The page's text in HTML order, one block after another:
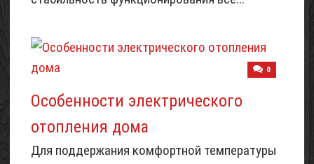
0
Особенности электрического
отопления дома
Для поддержания комфортной температуры